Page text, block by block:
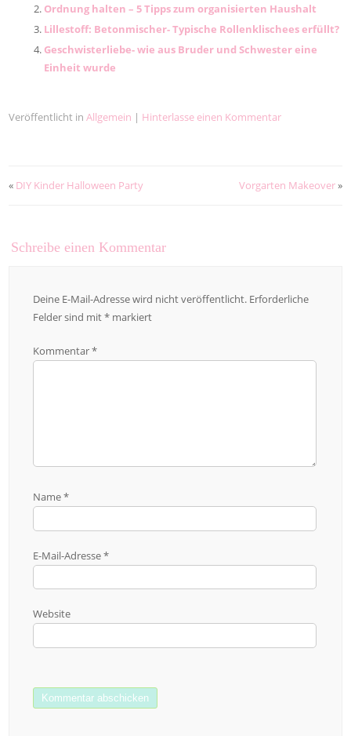
Ordnung halten – 5 Tipps zum organisierten Haushalt
Lillestoff: Betonmischer- Typische Rollenklischees erfüllt?
Geschwisterliebe- wie aus Bruder und Schwester eine
Einheit wurde
Veröffentlicht inAllgemein | Hinterlasse einen Kommentar
« DIY Kinder Halloween Party Vorgarten Makeover»
Schreibe einen Kommentar
Deine E-Mail-Adresse wird nicht veröffentlicht. Erforderliche
Felder sind mit* markiert
Kommentar*
Name*
E-Mail-Adresse*
Website